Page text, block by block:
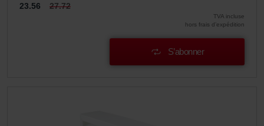
23.56 27.72
TVA incluse
hors frais d’expédition
S’abonner